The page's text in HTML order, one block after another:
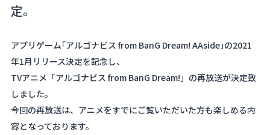
Navi Art
Chronicle
Special
定。
アプリゲーム｢アルゴナビス from BanG Dream! AAside｣の2021
年1月リリース決定を記念し、
TVアニメ「アルゴナビス from BanG Dream!」の再放送が決定致
しました。
今回の再放送は、アニメをすでにご覧いただいた方も楽しめる内
容となっております。